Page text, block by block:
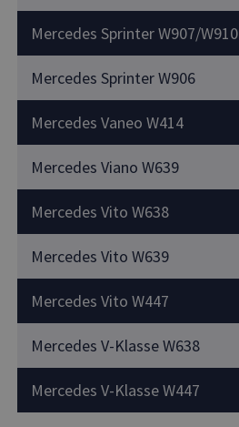
Mercedes Sprinter W907/W910
Mercedes Sprinter W906
Mercedes Vaneo W414
Mercedes Viano W639
Mercedes Vito W638
Mercedes Vito W639
Mercedes Vito W447
Mercedes V-Klasse W638
Mercedes V-Klasse W447